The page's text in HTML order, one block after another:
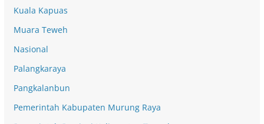
Kuala Kapuas
Muara Teweh
Nasional
Palangkaraya
Pangkalanbun
Pemerintah Kabupaten Murung Raya